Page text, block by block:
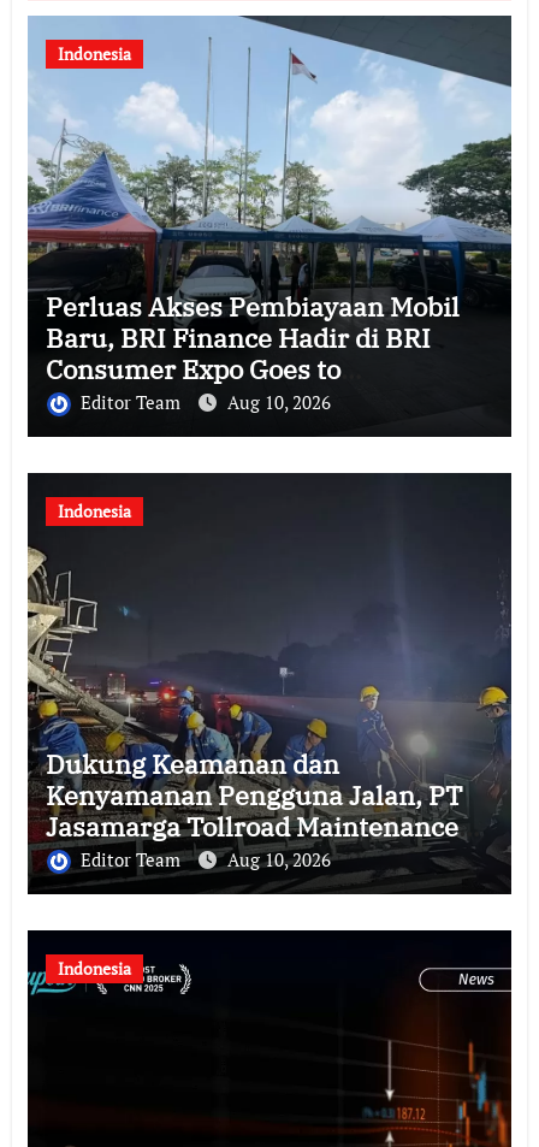
Indonesia
Perluas Akses Pembiayaan Mobil
Baru, BRI Finance Hadir di BRI
Consumer Expo Goes to
Summarecon Bekasi
Editor Team Aug 10, 2026
Indonesia
Dukung Keamanan dan
Kenyamanan Pengguna Jalan, PT
Jasamarga Tollroad Maintenance
Laksanakan Pekerjaan Preservasi
di Ruas Jalan Tol Jagorawi
Editor Team Aug 10, 2026
Indonesia